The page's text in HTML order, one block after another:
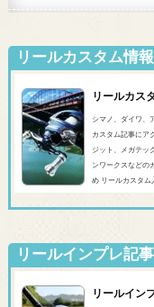
リールカスタム情
リールカス
シマノ、ダイワ、
カスタム記事にア
ジット、メガテッ
ンワークスなどの
め リールカスタム
スMGL’19スコー
リールインプレ記
リールイン